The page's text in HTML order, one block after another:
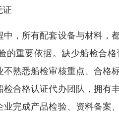
证
，所有配套设备与材料
的重要依据。缺少船检合
熟悉船检审核重点、合
合格认证代办团队，拥
完成产品检验、资料备